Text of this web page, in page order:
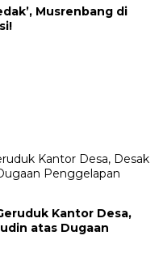
Musrenbang di
Kantor Desa,
atas Dugaan